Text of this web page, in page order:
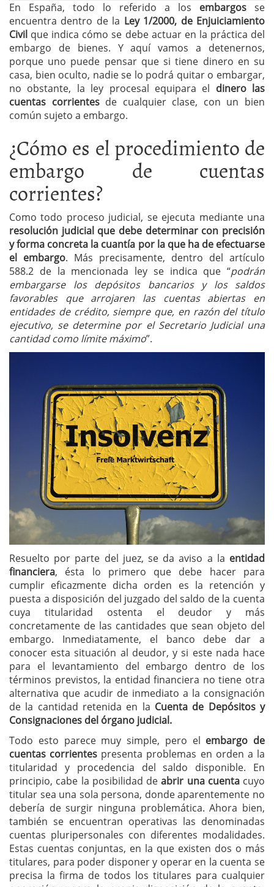
En España, todo lo referido a los embargos se
encuentra dentro de la Ley 1/2000, de Enjuiciamiento
Civil que indica cómo se debe actuar en la práctica del
embargo de bienes. Y aquí vamos a detenernos,
porque uno puede pensar que si tiene dinero en su
casa, bien oculto, nadie se lo podrá quitar o embargar,
no obstante, la ley procesal equipara el dinero las
cuentas corrientesde cualquier clase, con un bien
común sujeto a embargo.
¿Cómo es el procedimiento de
embargo de cuentas
corrientes?
Como todo proceso judicial, se ejecuta mediante una
resolución judicial que debe determinar con precisión
y forma concreta la cuantía por la que ha de efectuarse
el embargo. Más precisamente, dentro del artículo
588.2 de la mencionada ley se indica que “podrán
embargarse los depósitos bancarios y los saldos
favorables que arrojaren las cuentas abiertas en
entidades de crédito, siempre que, en razón del título
ejecutivo, se determine por el Secretario Judicial una
cantidad como límite máximo”.
Resuelto por parte del juez, se da aviso a la entidad
financiera, ésta lo primero que debe hacer para
cumplir eficazmente dicha orden es la retención y
puesta a disposición del juzgado del saldo de la cuenta
cuya titularidad ostenta el deudor y más
concretamente de las cantidades que sean objeto del
embargo. Inmediatamente, el banco debe dar a
conocer esta situación al deudor, y si este nada hace
para el levantamiento del embargo dentro de los
términos previstos, la entidad financiera no tiene otra
alternativa que acudir de inmediato a la consignación
de la cantidad retenida en la Cuenta de Depósitos y
Consignaciones del órgano judicial.
Todo esto parece muy simple, pero el embargo de
cuentas corrientes presenta problemas en orden a la
titularidad y procedencia del saldo disponible. En
principio, cabe la posibilidad de abrir una cuentacuyo
titular sea una sola persona, donde aparentemente no
debería de surgir ninguna problemática. Ahora bien,
también se encuentran operativas las denominadas
cuentas pluripersonales con diferentes modalidades.
Estas cuentas conjuntas, en la que existen dos o más
titulares, para poder disponer y operar en la cuenta se
precisa la firma de todos los titulares para cualquier